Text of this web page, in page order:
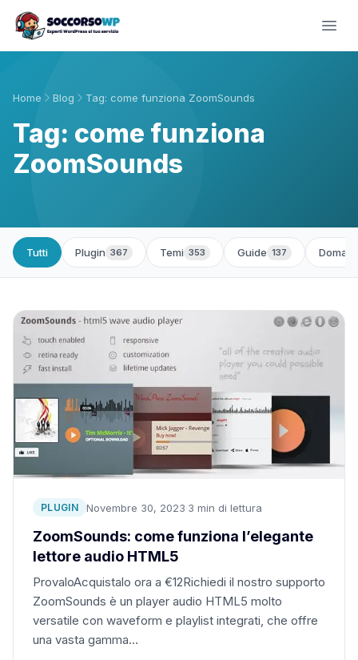
Home Blog Tag: come funziona ZoomSounds
Tag: come funziona
ZoomSounds
Tutti Plugin 367 Temi 353 Guide 137
PLUGIN Novembre 30, 2023·3 min di lettura
ZoomSounds: come funziona l’elegante
lettore audio HTML5
ProvaloAcquistalo ora a €12Richiedi il nostro supporto
ZoomSounds è un player audio HTML5 molto
versatile con waveform e playlist integrati, che offre
una vasta gamma…